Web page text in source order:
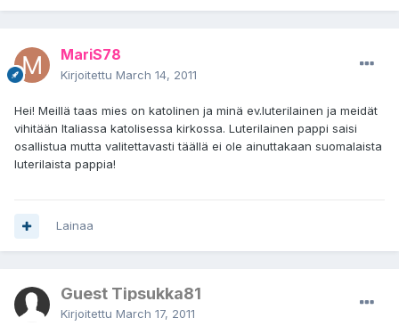
MariS78
Kirjoitettu March 14, 2011
Hei! Meillä taas mies on katolinen ja minä ev.luterilainen ja meidät
vihitään Italiassa katolisessa kirkossa. Luterilainen pappi saisi
osallistua mutta valitettavasti täällä ei ole ainuttakaan suomalaista
luterilaista pappia!
Lainaa
Guest Tipsukka81
Kirjoitettu March 17, 2011